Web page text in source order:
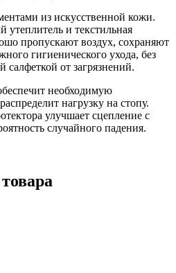
из искусственной кожи.
утеплитель и текстильная
пропускают воздух, сохраняют
гигиенического ухода, без
от загрязнений.
необходимую
нагрузку на стопу.
улучшает сцепление с
случайного падения.